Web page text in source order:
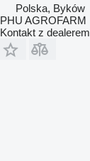
Polska, Byków
PHU AGROFARM
Kontakt z dealerem